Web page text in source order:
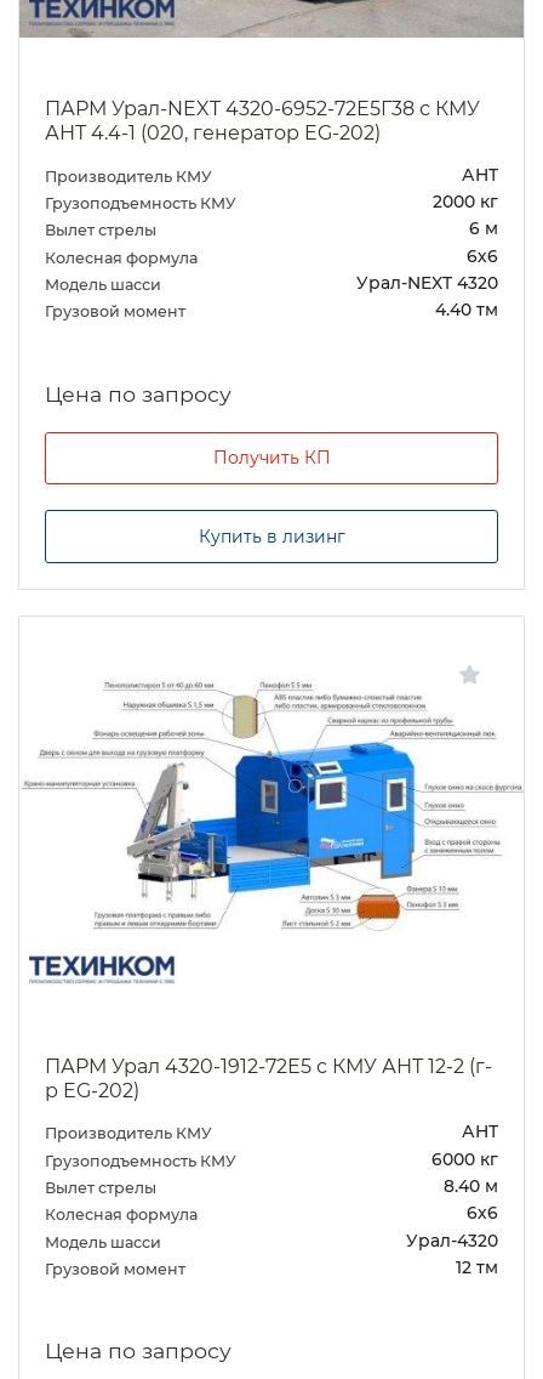
ПАРМ Урал-NEXT 4320-6952-72Е5Г38 с КМУ
АНТ 4.4-1 (020, генератор EG-202)
Производитель КМУ АНТ
Грузоподъемность КМУ 2000 кг
Вылет стрелы 6 м
Колесная формула 6х6
Модель шасси Урал-NEXT 4320
Грузовой момент 4.40 тм
Цена по запросу
Получить КП
Купить в лизинг
ПАРМ Урал 4320-1912-72Е5 с КМУ АНТ 12-2 (г-
р EG-202)
Производитель КМУ АНТ
Грузоподъемность КМУ 6000 кг
Вылет стрелы 8.40 м
Колесная формула 6х6
Модель шасси Урал-4320
Грузовой момент 12 тм
Цена по запросу